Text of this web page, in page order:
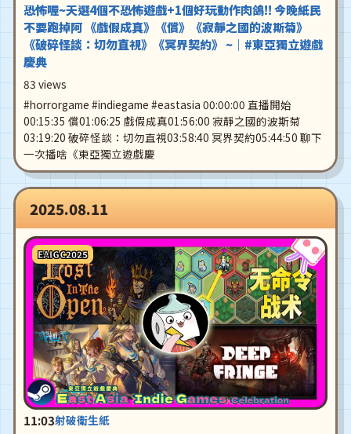
恐怖喔~天選4個不恐怖遊戲+1個好玩動作肉鴿!! 今晚紙民
不要跑掉阿 《戲假成真》《償》《寂靜之國的波斯菊》
《破碎怪談：切勿直視》《冥界契約》 ~｜#東亞獨立遊戲
慶典
83 views
#horrorgame #indiegame #eastasia 00:00:00 直播開始
00:15:35 償01:06:25 戲假成真01:56:00 寂靜之國的波斯菊
03:19:20 破碎怪談：切勿直視03:58:40 冥界契約05:44:50 聊下
一次播啥《東亞獨立遊戲慶
2025.08.11
EAIGC2025
11:03射破衛生紙